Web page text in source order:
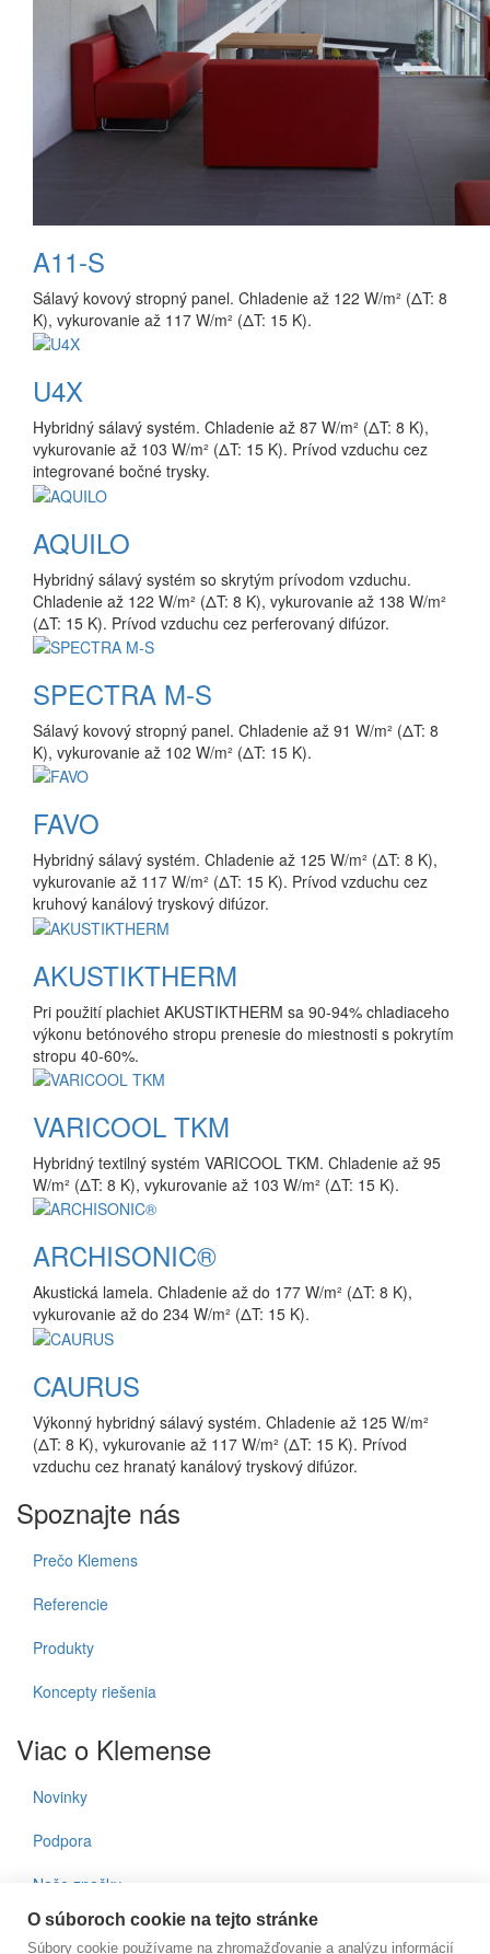
A11-S
Sálavý kovový stropný panel. Chladenie až 122 W/m² (ΔT: 8
K), vykurovanie až 117 W/m² (ΔT: 15 K).
U4X
Hybridný sálavý systém. Chladenie až 87 W/m² (ΔT: 8 K),
vykurovanie až 103 W/m² (ΔT: 15 K). Prívod vzduchu cez
integrované bočné trysky.
AQUILO
Hybridný sálavý systém so skrytým prívodom vzduchu.
Chladenie až 122 W/m² (ΔT: 8 K), vykurovanie až 138 W/m²
(ΔT: 15 K). Prívod vzduchu cez perferovaný difúzor.
SPECTRA M-S
Sálavý kovový stropný panel. Chladenie až 91 W/m² (ΔT: 8
K), vykurovanie až 102 W/m² (ΔT: 15 K).
FAVO
Hybridný sálavý systém. Chladenie až 125 W/m² (ΔT: 8 K),
vykurovanie až 117 W/m² (ΔT: 15 K). Prívod vzduchu cez
kruhový kanálový tryskový difúzor.
AKUSTIKTHERM
Pri použití plachiet AKUSTIKTHERM sa 90-94% chladiaceho
výkonu betónového stropu prenesie do miestnosti s pokrytím
stropu 40-60%.
VARICOOL TKM
Hybridný textilný systém VARICOOL TKM. Chladenie až 95
W/m² (ΔT: 8 K), vykurovanie až 103 W/m² (ΔT: 15 K).
ARCHISONIC®
Akustická lamela. Chladenie až do 177 W/m² (ΔT: 8 K),
vykurovanie až do 234 W/m² (ΔT: 15 K).
CAURUS
Výkonný hybridný sálavý systém. Chladenie až 125 W/m²
(ΔT: 8 K), vykurovanie až 117 W/m² (ΔT: 15 K). Prívod
vzduchu cez hranatý kanálový tryskový difúzor.
Spoznajte nás
Prečo Klemens
Referencie
Produkty
Koncepty riešenia
Viac o Klemense
Novinky
Podpora
Naše značky
Kontakty
O súboroch cookie na tejto stránke
Súbory cookie používame na zhromažďovanie a analýzu informácií